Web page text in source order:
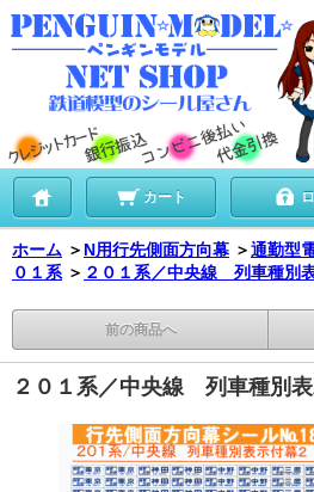
カート
ホーム ＞ N用行先側面方向幕 ＞通勤型
０１系 ＞ ２０１系／中央線 列車種別
前の商品へ
２０１系／中央線 列車種別